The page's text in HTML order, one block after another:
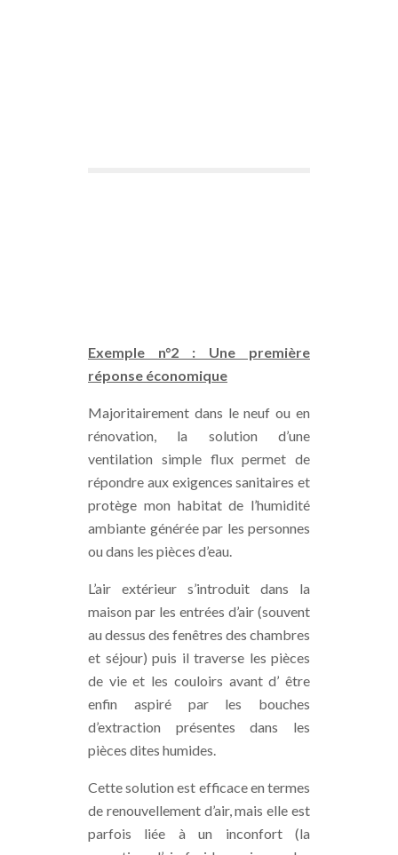
Exemple n°2 : Une première
réponse économique
Majoritairement dans le neuf ou en
rénovation, la solution d’une
ventilation simple flux permet de
répondre aux exigences sanitaires et
protège mon habitat de l’humidité
ambiante générée par les personnes
ou dans les pièces d’eau.
L’air extérieur s’introduit dans la
maison par les entrées d’air (souvent
au dessus des fenêtres des chambres
et séjour) puis il traverse les pièces
de vie et les couloirs avant d’ être
enfin aspiré par les bouches
d’extraction présentes dans les
pièces dites humides.
Cette solution est efficace en termes
de renouvellement d’air, mais elle est
parfois liée à un inconfort (la